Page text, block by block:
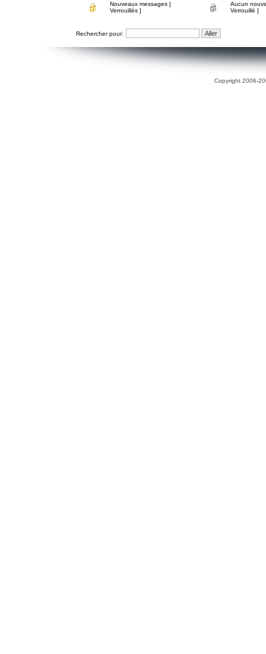
Nouveaux messages [
Verrouillés ]
Aucun
Verrouillé ]
Rechercher pour:
Copyright 2006-